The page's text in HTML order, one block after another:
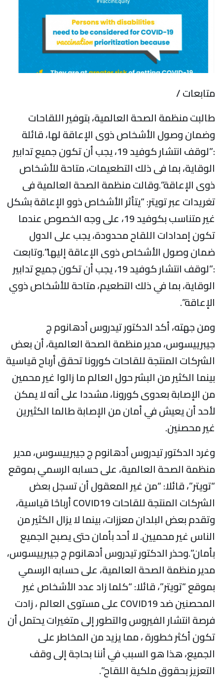
متابعات /
طالبت منظمة الصحة العالمية، بتوفير اللقاحات
وضمان وصول الأشخاص ذوى الإعاقة لها، قائلة
:”لوقف انتشار كوفيد 19، يجب أن تكون جميع تدابير
الوقاية، بما فى ذلك التطعيمات، متاحة للأشخاص
ذوى الإعاقة”.وقالت منظمة الصحة العالمية فى
تغريدات عبر تويتر: “يتأثر الأشخاص ذوو الإعاقة بشكل
غير متناسب بكوفيد 19، على وجه الخصوص عندما
تكون إمدادات اللقاح محدودة، يجب على الدول
ضمان وصول الأشخاص ذوى الإعاقة إليها”.وتابعت
:”لوقف انتشار كوفيد 19، يجب أن تكون جميع تدابير
الوقاية، بما في ذلك التطعيم، متاحة للأشخاص ذوي
الإعاقة”.
ومن جهته، أكد الدكتور تيدروس أدهانوم ج
جيبرييسوس، مدير منظمة الصحة العالمية، أن بعض
الشركات المنتجة للقاحات كورونا تحقق أرباح قياسية
بينما الكثير من البشر حول العالم ما زالوا غير محمين
من الإصابة بعدوى كورونا، مشددا على أنه لا يمكن
لأحد أن يعيش في أمان من الإصابة طالما الكثيرين
غير محصنين.
وغرد الدكتور تيدروس أدهانوم ج جيبرييسوس، مدير
منظمة الصحة العالمية، على حسابه الرسمي بموقع
“تويتر”، قائلا: “من غير المعقول أن تسجل بعض
الشركات المنتجة للقاحات COVID19 أرباحًا قياسية،
وتقدم بعض البلدان معززات، بينما لا يزال الكثير من
الناس غير محميين. لا أحد بأمان حتى يصبح الجميع
بأمان”.وحذر الدكتور تيدروس أدهانوم ج جيبرييسوس،
مدير منظمة الصحة العالمية، على حسابه الرسمي
بموقع “تويتر”، قائلا: “كلما زاد عدد الأشخاص غير
المحصنين ضد COVID19 على مستوى العالم ، زادت
فرصة انتشار الفيروس والتطور إلى متغيرات يحتمل أن
تكون أكثر خطورة ، مما يزيد من المخاطر على
الجميع، هذا هو السبب في أننا بحاجة إلى وقف
التعزيز بحقوق ملكية اللقاح”.